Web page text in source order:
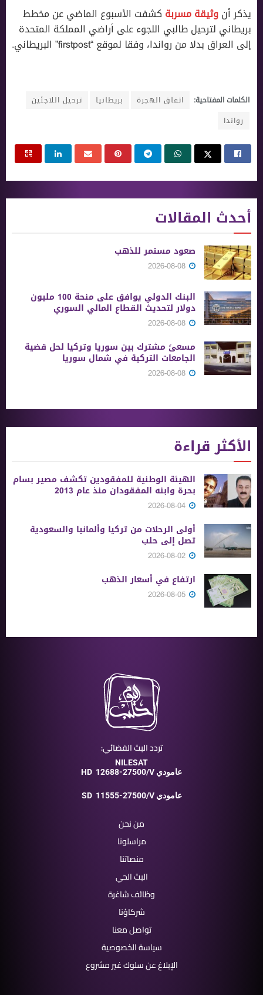
يذكر أنوثيقة مسربة كشفت الأسبوع الماضي عن مخطط
بريطاني لترحيل طالبي اللجوء على أراضي المملكة المتحدة
إلى العراق بدلا من رواندا، وفقا لموقع “firstpost” البريطاني.
الكلمات المفتاحية: اتفاق الهجرة بريطانيا
ترحيل اللاجئين
رواندا
أحدث المقالات
صعود مستمر للذهب
البنك الدولي يوافق على منحة 100 مليون
دولار لتحديث القطاع المالي السوري
مسعىً مشترك بين سوريا وتركيا لحل قضية
الجامعات التركية في شمال سوريا
الأكثر قراءة
الهيئة الوطنية للمفقودين تكشف مصير بسام
بحرة وابنه المفقودان منذ عام 2013
أولى الرحلات من ‏تركيا وألمانيا والسعودية
تصل إلى حلب
ارتفاع في أسعار الذهب
تردد البث الفضائي:
NILESAT
HD
12688-27500/V عامودي
SD 11555-27500/V عامودي
من نحن
مراسلونا
منصاتنا
البث الحي
وظائف شاغرة
شركاؤنا
تواصل معنا
سياسة الخصوصية
الإبلاغ عن سلوك غير مشروع